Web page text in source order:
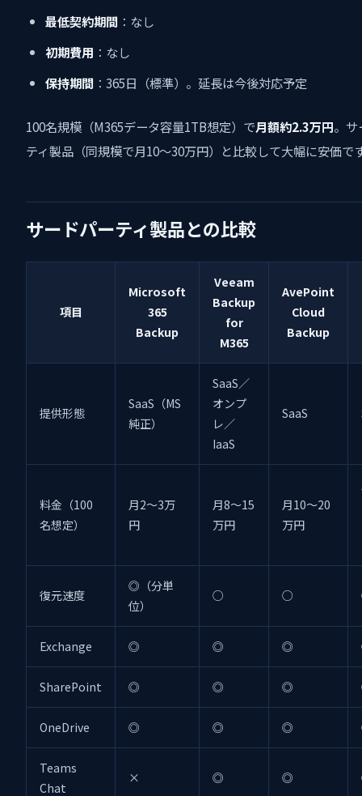
最低契約期間 ：なし
初期費用 ：なし
保持期間 ：365日（標準）。延長は今後対応予定
100名規模（M365データ容量1TB想定）で月額約2.3万円。サ
ティ製品（同規模で月10〜30万円）と比較して大幅に安価で
サードパーティ製品との比較
項目
Microsoft
365
Backup
Veeam
Backup
for
M365
AvePoint
Cloud
Backup
提供形態
SaaS（MS
純正）
SaaS／
オンプ
レ／
IaaS
SaaS
料金（100
名想定）
月2〜3万
円
月8〜15
万円
月10〜20
万円
復元速度
◎（分単
位）
○ ○
Exchange ◎ ◎ ◎
SharePoint ◎ ◎ ◎
OneDrive ◎ ◎ ◎
Teams
Chat
× ◎ ◎